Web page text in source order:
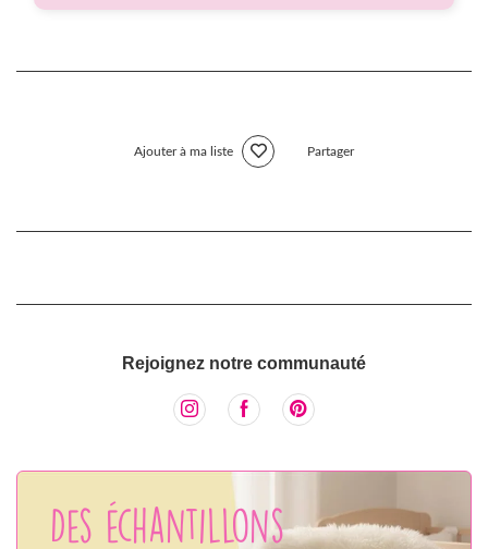
Ajouter à ma liste Partager
Rejoignez notre communauté
Des échantillons